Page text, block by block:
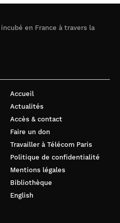
en France à travers la
Accueil
Actualités
Accès & contact
Faire un don
Travailler à Télécom Paris
Politique de confidentialité
Mentions légales
Bibliothèque
English